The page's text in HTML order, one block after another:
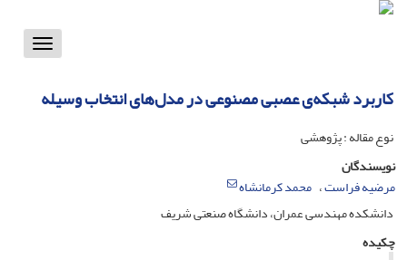
Toggle
کاربرد شبکه‌ی عصبی مصنوعی در مدل‌های انتخاب وسیله
نوع مقاله : پژوهشی
نویسندگان
مرضیه فراست محمد کرمانشاه
دانشکده مهندسی عمران، دانشگاه صنعتی شریف
چکیده